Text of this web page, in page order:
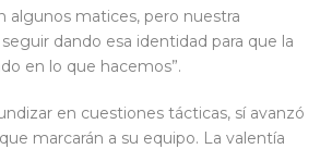
algunos matices, pero nuestra
dando esa identidad para que la
en lo que hacemos”.
en cuestiones tácticas, sí avanzó
marcarán a su equipo. La valentía